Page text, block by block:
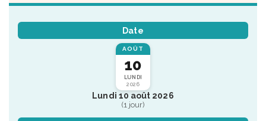
Date
AOÛT
10
LUNDI
2026
Lundi 10 août 2026
(1 jour)